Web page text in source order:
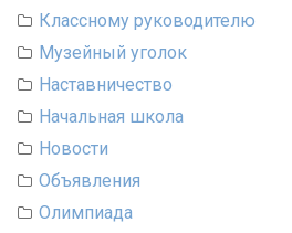
Классному руководителю
Музейный уголок
Наставничество
Начальная школа
Новости
Объявления
Олимпиада